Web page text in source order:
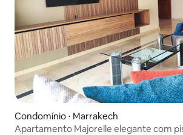
Condomínio ⋅ Marrakech
Apartamento Majorelle elegante com